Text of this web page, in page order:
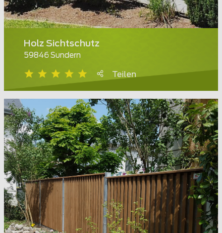
Holz Sichtschutz
59846 Sundern
Teilen